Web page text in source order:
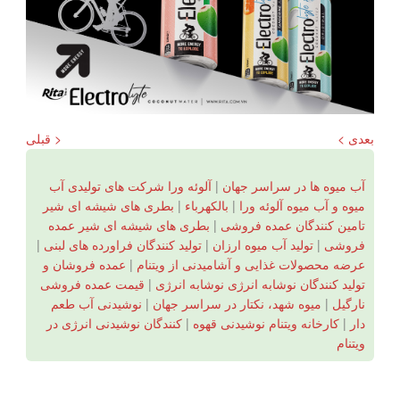
< قبلی بعدی >
آب میوه ها در سراسر جهان |آلوئه ورا شرکت های تولیدی آب
میوه و آب میوه آلوئه ورا | بالكهرباء | بطری های شیشه ای شیر
تامین کنندگان عمده فروشی | بطری های شیشه ای شیر عمده
فروشی | تولید آب میوه ارزان | تولید کنندگان فراورده های لبنی |
عرضه محصولات غذایی و آشامیدنی از ویتنام | عمده فروشان و
تولید کنندگان نوشابه انرژی نوشابه انرژی | قیمت عمده فروشی
نارگیل | میوه شهد، نکتار در سراسر جهان | نوشیدنی آب طعم
دار | کارخانه ویتنام نوشیدنی قهوه | کنندگان نوشیدنی انرژی در
ویتنام